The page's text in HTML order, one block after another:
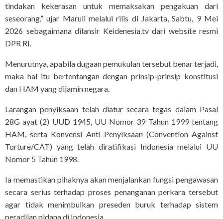
tindakan kekerasan untuk memaksakan pengakuan dari
seseorang,” ujar Maruli melalui rilis di Jakarta, Sabtu, 9 Mei
2026 sebagaimana dilansir Keidenesia.tv dari website resmi
DPR RI.
Menurutnya, apabila dugaan pemukulan tersebut benar terjadi,
maka hal itu bertentangan dengan prinsip-prinsip konstitusi
dan HAM yang dijamin negara.
Larangan penyiksaan telah diatur secara tegas dalam Pasal
28G ayat (2) UUD 1945, UU Nomor 39 Tahun 1999 tentang
HAM, serta Konvensi Anti Penyiksaan (Convention Against
Torture/CAT) yang telah diratifikasi Indonesia melalui UU
Nomor 5 Tahun 1998.
Ia memastikan pihaknya akan menjalankan fungsi pengawasan
secara serius terhadap proses penanganan perkara tersebut
agar tidak menimbulkan preseden buruk terhadap sistem
peradilan pidana di Indonesia.